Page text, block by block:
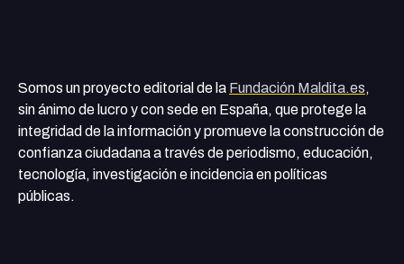
Somos un proyecto editorial de la Fundación Maldita.es,
sin ánimo de lucro y con sede en España, que protege la
integridad de la información y promueve la construcción de
confianza ciudadana a través de periodismo, educación,
tecnología, investigación e incidencia en políticas
públicas.